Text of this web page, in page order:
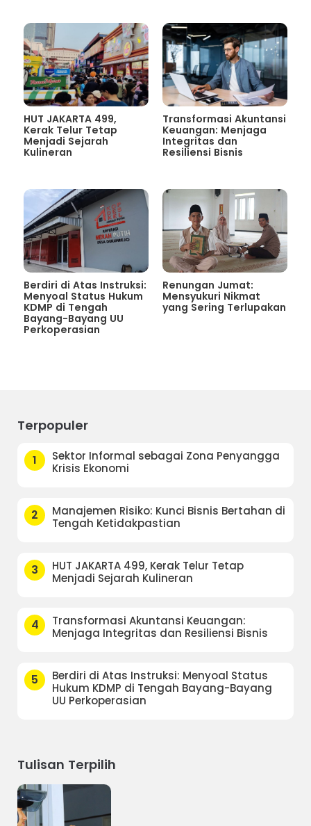
HUT JAKARTA 499,
Kerak Telur Tetap
Menjadi Sejarah
Kulineran
Transformasi Akuntansi
Keuangan: Menjaga
Integritas dan
Resiliensi Bisnis
Berdiri di Atas Instruksi:
Menyoal Status Hukum
KDMP di Tengah
Bayang-Bayang UU
Perkoperasian
Renungan Jumat:
Mensyukuri Nikmat
yang Sering Terlupakan
Terpopuler
1
Sektor Informal sebagai Zona Penyangga
Krisis Ekonomi
2
Manajemen Risiko: Kunci Bisnis Bertahan di
Tengah Ketidakpastian
3
HUT JAKARTA 499, Kerak Telur Tetap
Menjadi Sejarah Kulineran
4
Transformasi Akuntansi Keuangan:
Menjaga Integritas dan Resiliensi Bisnis
5
Berdiri di Atas Instruksi: Menyoal Status
Hukum KDMP di Tengah Bayang-Bayang
UU Perkoperasian
Tulisan Terpilih